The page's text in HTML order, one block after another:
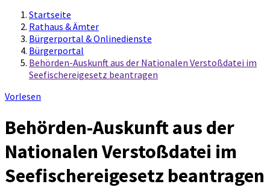
Startseite
Rathaus & Ämter
Bürgerportal & Onlinedienste
Bürgerportal
Behörden-Auskunft aus der Nationalen Verstoßdatei im
Seefischereigesetz beantragen
Vorlesen
Behörden-Auskunft aus der
Nationalen Verstoßdatei im
Seefischereigesetz beantragen